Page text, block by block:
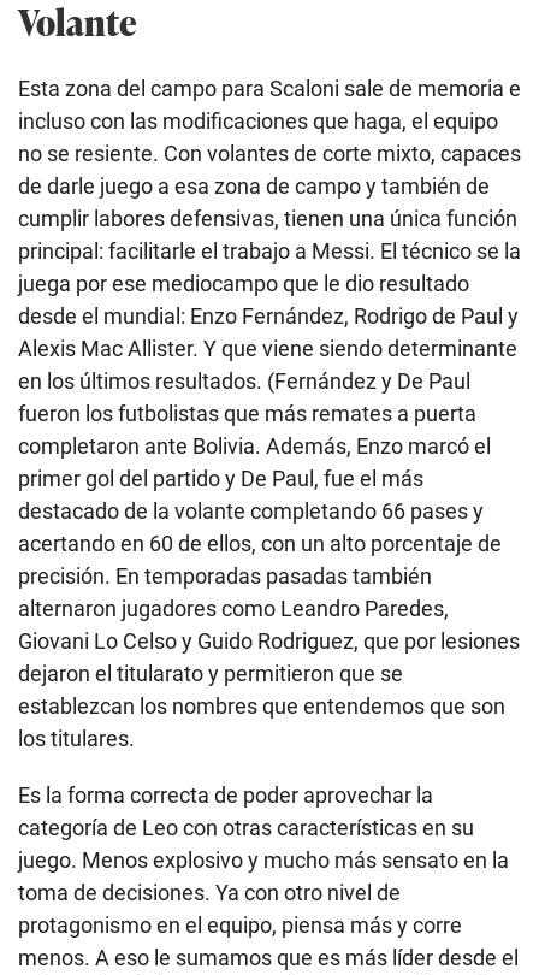
d
f
m
n
u
e
,
1
8
s
c
o
n
d
Volante
Esta zona del campo para Scaloni sale de memoria e
incluso con las modificaciones que haga, el equipo
no se resiente. Con volantes de corte mixto, capaces
de darle juego a esa zona de campo y también de
cumplir labores defensivas, tienen una única función
principal: facilitarle el trabajo a Messi. El técnico se la
juega por ese mediocampo que le dio resultado
desde el mundial: Enzo Fernández, Rodrigo de Paul y
Alexis Mac Allister. Y que viene siendo determinante
en los últimos resultados. (Fernández y De Paul
fueron los futbolistas que más remates a puerta
completaron ante Bolivia. Además, Enzo marcó el
primer gol del partido y De Paul, fue el más
destacado de la volante completando 66 pases y
acertando en 60 de ellos, con un alto porcentaje de
precisión. En temporadas pasadas también
alternaron jugadores como Leandro Paredes,
Giovani Lo Celso y Guido Rodriguez, que por lesiones
dejaron el titularato y permitieron que se
establezcan los nombres que entendemos que son
los titulares.
Es la forma correcta de poder aprovechar la
categoría de Leo con otras características en su
juego. Menos explosivo y mucho más sensato en la
toma de decisiones. Ya con otro nivel de
protagonismo en el equipo, piensa más y corre
menos. A eso le sumamos que es más líder desde el